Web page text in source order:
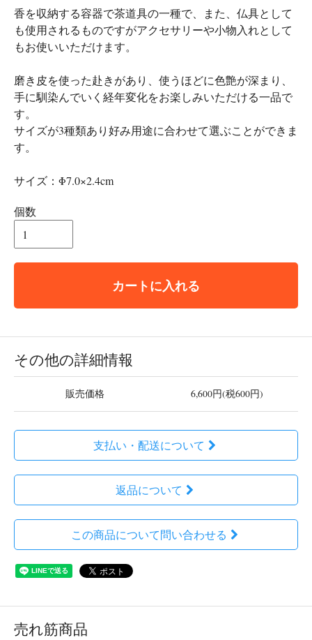
香を収納する容器で茶道具の一種で、また、仏具として
も使用されるものですがアクセサリーや小物入れとして
もお使いいただけます。
磨き皮を使った赴きがあり、使うほどに色艶が深まり、
手に馴染んでいく経年変化をお楽しみいただける一品で
す。
サイズが3種類あり好み用途に合わせて選ぶことができま
す。
サイズ：Φ7.0×2.4cm
個数
カートに入れる
その他の詳細情報
販売価格 6,600円(税600円)
支払い・配送について
返品について
この商品について問い合わせる
売れ筋商品